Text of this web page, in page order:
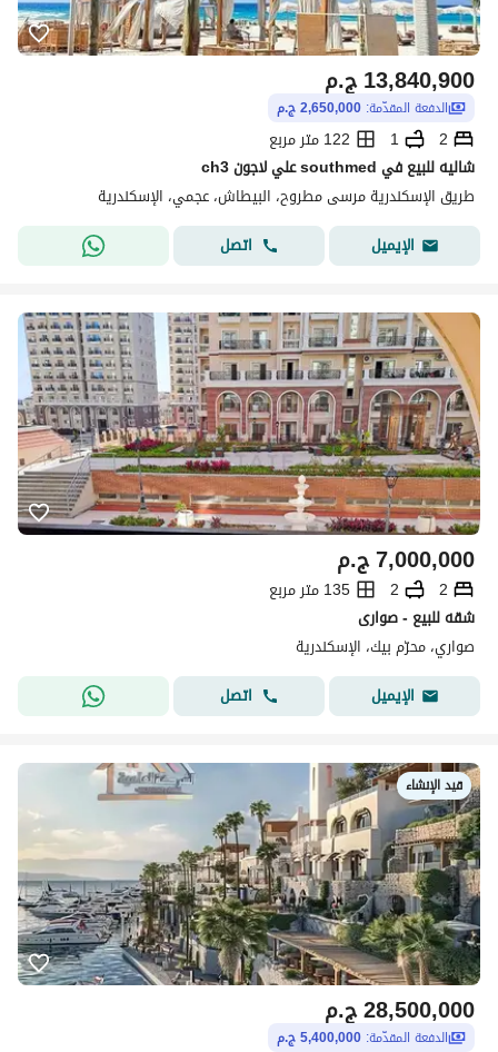
ج.م13,840,900
الدفعة المقدّمة: 2,650,000 ج.م
2
1
122 متر مربع
شاليه للبيع في southmed علي لاجون ch3
طريق الإسكندرية مرسى مطروح، البيطاش، عجمي، الإسكندرية
الإيميل
اتصل
ج.م7,000,000
2
2
135 متر مربع
شقه للبيع - صوارى
صواري، محرّم بيك، الإسكندرية
الإيميل
اتصل
قيد الإنشاء
ج.م28,500,000
الدفعة المقدّمة: 5,400,000 ج.م